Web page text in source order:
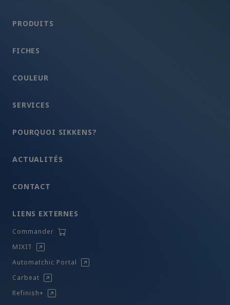
PRODUITS
FICHES
COULEUR
SERVICES
POURQUOI SIKKENS?
ACTUALITÉS
CONTACT
LIENS EXTERNES
Commander
MIXIT
Automatchic Portal
Carbeat
Refinish+